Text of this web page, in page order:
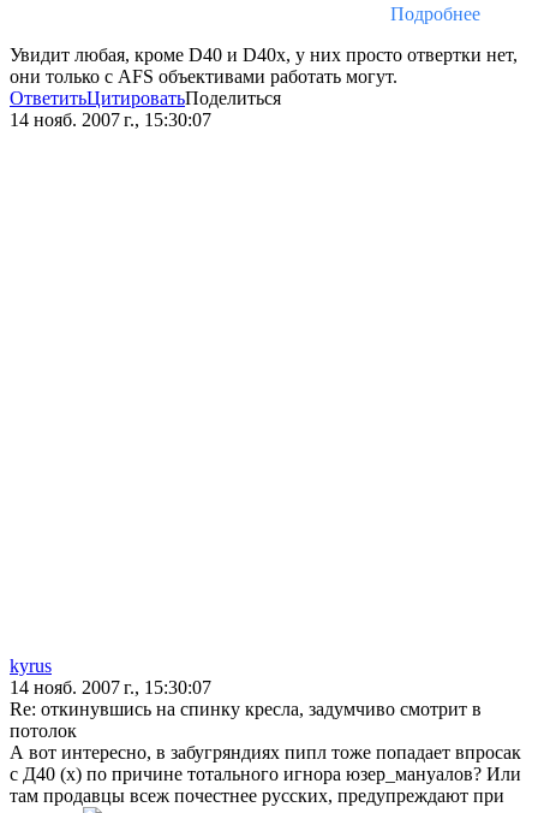
Подробнее
Увидит любая, кроме D40 и D40x, у них просто отвертки нет,
они только с AFS объективами работать могут.
ОтветитьЦитироватьПоделиться
14 нояб. 2007 г., 15:30:07
kyrus
14 нояб. 2007 г., 15:30:07
Re: откинувшись на спинку кресла, задумчиво смотрит в
потолок
А вот интересно, в забугряндиях пипл тоже попадает впросак
с Д40 (х) по причине тотального игнора юзер_мануалов? Или
там продавцы всеж почестнее русских, предупреждают при